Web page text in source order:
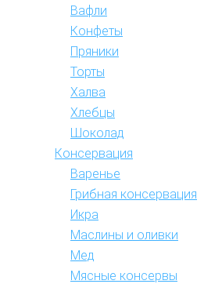
Вафли
Конфеты
Пряники
Торты
Халва
Хлебцы
Шоколад
Консервация
Варенье
Грибная консервация
Икра
Маслины и оливки
Мед
Мясные консервы